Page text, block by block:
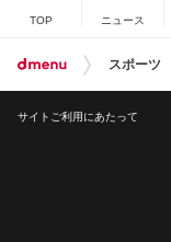
TOP ニュース
スポーツ
サイトご利用にあたって